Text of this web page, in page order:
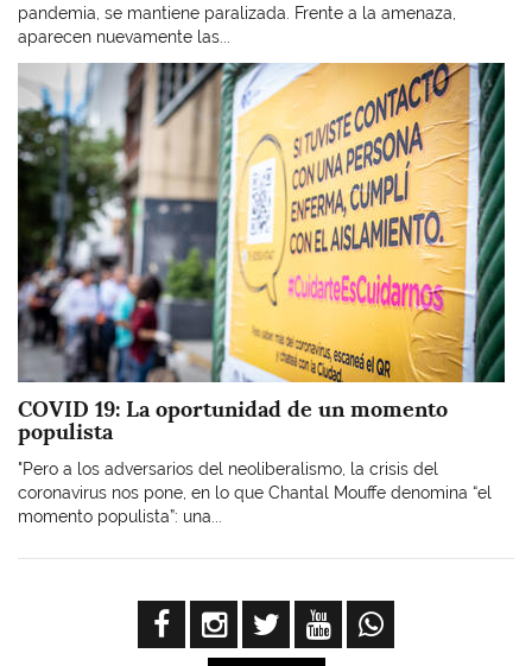
pandemia, se mantiene paralizada. Frente a la amenaza,
aparecen nuevamente las...
Imagen
COVID 19: La oportunidad de un momento
populista
"Pero a los adversarios del neoliberalismo, la crisis del
coronavirus nos pone, en lo que Chantal Mouffe denomina “el
momento populista”: una...